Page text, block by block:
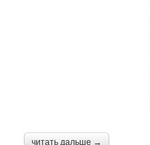
читать дальше →